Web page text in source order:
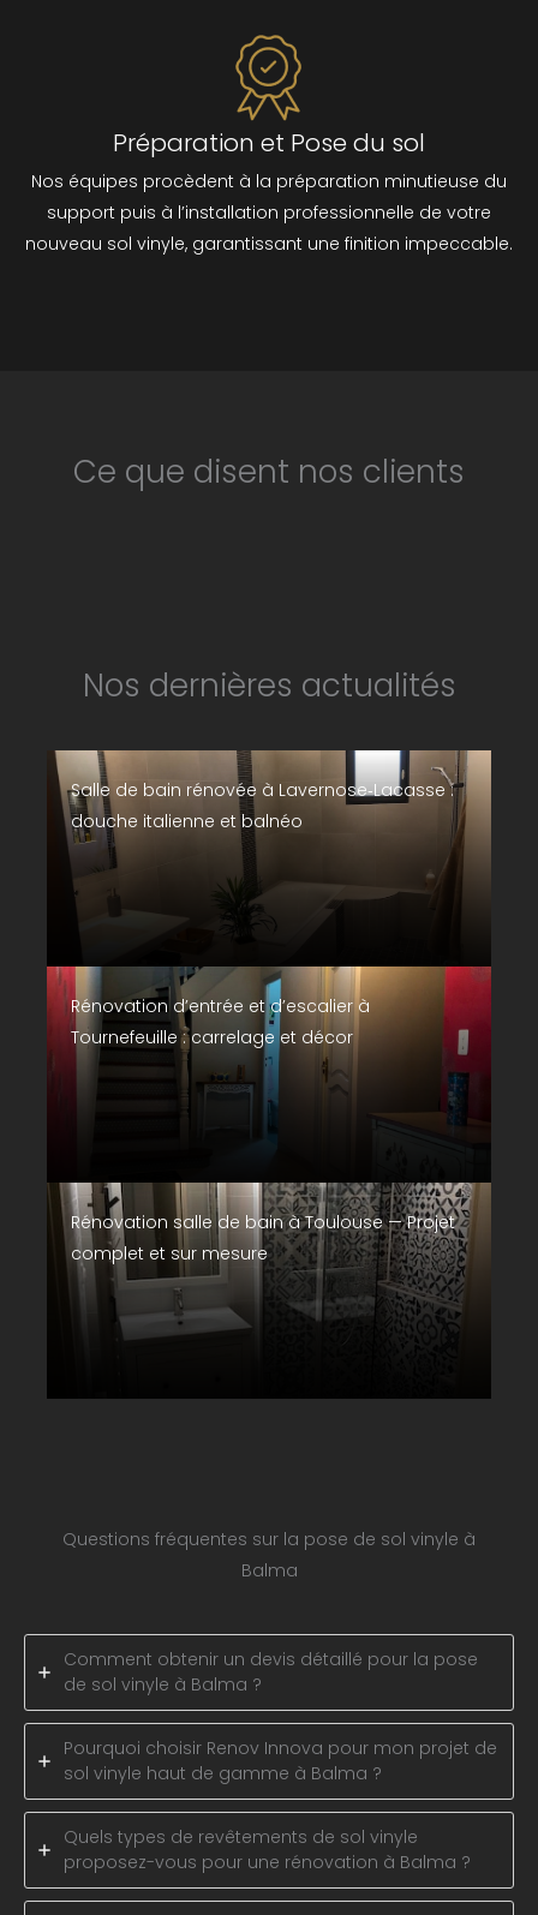
Préparation et Pose du sol
Nos équipes procèdent à la préparation minutieuse du
support puis à l’installation professionnelle de votre
nouveau sol vinyle, garantissant une finition impeccable.
Ce que disent nos clients
Nos dernières actualités
Salle de bain rénovée à Lavernose‑Lacasse :
douche italienne et balnéo
Rénovation d’entrée et d’escalier à
Tournefeuille : carrelage et décor
Rénovation salle de bain à Toulouse — Projet
complet et sur mesure
Questions fréquentes sur la pose de sol vinyle à
Balma
Comment obtenir un devis détaillé pour la pose
de sol vinyle à Balma ?
Pourquoi choisir Renov Innova pour mon projet de
sol vinyle haut de gamme à Balma ?
Quels types de revêtements de sol vinyle
proposez-vous pour une rénovation à Balma ?